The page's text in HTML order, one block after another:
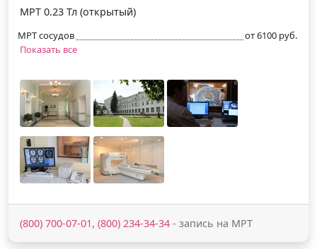
МРТ 0.23 Тл (открытый)
МРТ сосудов
от 6100 руб.
Показать все
(800) 700-07-01, (800) 234-34-34 - запись на МРТ